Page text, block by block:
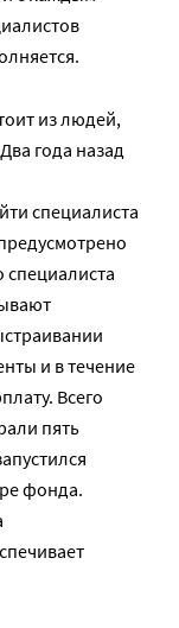
из людей,
года назад
специалиста
специалиста
и в течение
Всего
пять
фонда.